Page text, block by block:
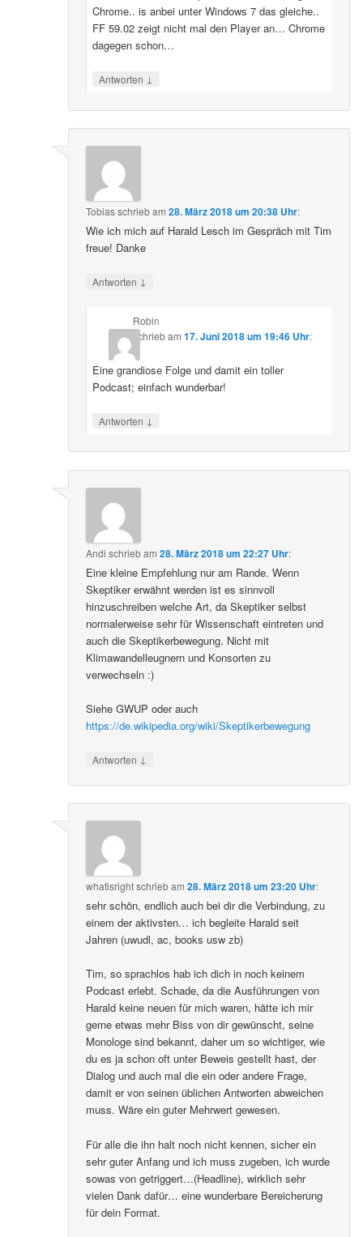
Chrome.. is anbei unter Windows 7 das gleiche..
FF 59.02 zeigt nicht mal den Player an… Chrome
dagegen schon…
Antworten ↓
Tobiasschriebam28. März 2018 um 20:38 Uhr:
Wie ich mich auf Harald Lesch im Gespräch mit Tim
freue! Danke
Antworten ↓
Robin
schriebam 17. Juni 2018 um 19:46 Uhr:
Eine grandiose Folge und damit ein toller
Podcast; einfach wunderbar!
Antworten ↓
Andi schriebam28. März 2018 um 22:27 Uhr:
Eine kleine Empfehlung nur am Rande. Wenn
Skeptiker erwähnt werden ist es sinnvoll
hinzuschreiben welche Art, da Skeptiker selbst
normalerweise sehr für Wissenschaft eintreten und
auch die Skeptikerbewegung. Nicht mit
Klimawandelleugnern und Konsorten zu
verwechseln :)
Siehe GWUP oder auch
https://de.wikipedia.org/wiki/Skeptikerbewegung
Antworten ↓
whatisrightschriebam28. März 2018 um 23:20 Uhr:
sehr schön, endlich auch bei dir die Verbindung, zu
einem der aktivsten… ich begleite Harald seit
Jahren (uwudl, ac, books usw zb)
Tim, so sprachlos hab ich dich in noch keinem
Podcast erlebt. Schade, da die Ausführungen von
Harald keine neuen für mich waren, hätte ich mir
gerne etwas mehr Biss von dir gewünscht, seine
Monologe sind bekannt, daher um so wichtiger, wie
du es ja schon oft unter Beweis gestellt hast, der
Dialog und auch mal die ein oder andere Frage,
damit er von seinen üblichen Antworten abweichen
muss. Wäre ein guter Mehrwert gewesen.
Für alle die ihn halt noch nicht kennen, sicher ein
sehr guter Anfang und ich muss zugeben, ich wurde
sowas von getriggert…(Headline), wirklich sehr
vielen Dank dafür… eine wunderbare Bereicherung
für dein Format.